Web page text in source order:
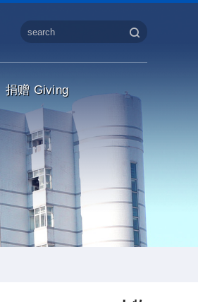
捐赠 Giving